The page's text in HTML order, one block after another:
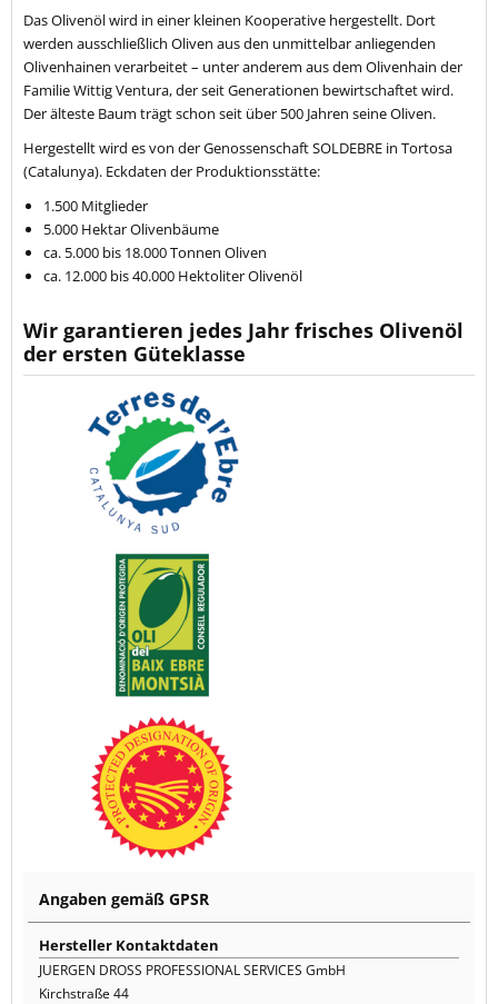
Das Olivenöl wird in einer kleinen Kooperative hergestellt. Dort
werden ausschließlich Oliven aus den unmittelbar anliegenden
Olivenhainen verarbeitet – unter anderem aus dem Olivenhain der
Familie Wittig Ventura, der seit Generationen bewirtschaftet wird.
Der älteste Baum trägt schon seit über 500 Jahren seine Oliven.
Hergestellt wird es von der Genossenschaft SOLDEBRE in Tortosa
(Catalunya). Eckdaten der Produktionsstätte:
1.500 Mitglieder
5.000 Hektar Olivenbäume
ca. 5.000 bis 18.000 Tonnen Oliven
ca. 12.000 bis 40.000 Hektoliter Olivenöl
Wir garantieren jedes Jahr frisches Olivenöl
der ersten Güteklasse
Angaben gemäß GPSR
Hersteller Kontaktdaten
JUERGEN DROSS PROFESSIONAL SERVICES GmbH
Kirchstraße 44